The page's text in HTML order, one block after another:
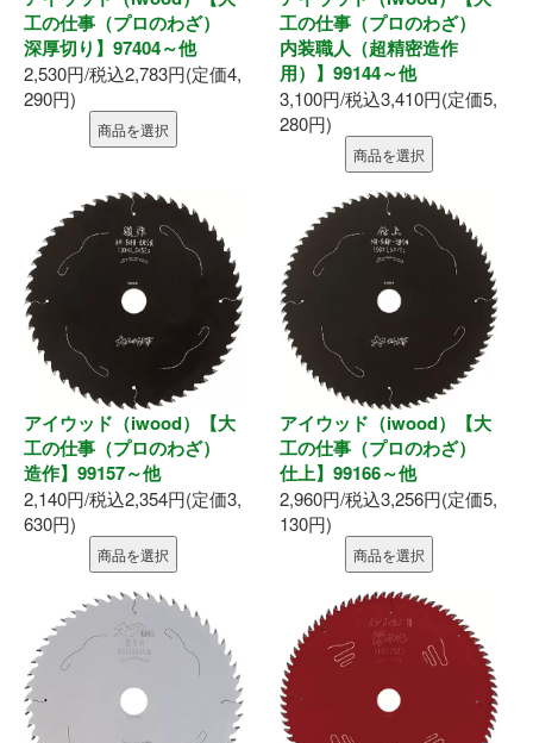
屋外用手すり
棚柱・収納
点検口・収納庫
内装部材
水廻り
物干し
換気部材
通気部材
外装部材
アルミ型材
外構部材
工の仕事（プロのわざ）
深厚切り】97404～他
2,530円/税込2,783円(定価4,
290円)
商品を選択
工の仕事（プロのわざ）
内装職人（超精密造作
用）】99144～他
3,100円/税込3,410円(定価5,
280円)
商品を選択
アイウッド（iwood）【大
工の仕事（プロのわざ）
造作】99157～他
2,140円/税込2,354円(定価3,
630円)
商品を選択
アイウッド（iwood）【大
工の仕事（プロのわざ）
仕上】99166～他
2,960円/税込3,256円(定価5,
130円)
商品を選択